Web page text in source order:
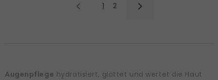
1 2
Augenpflege hydratisiert, glättet und wertet die Haut